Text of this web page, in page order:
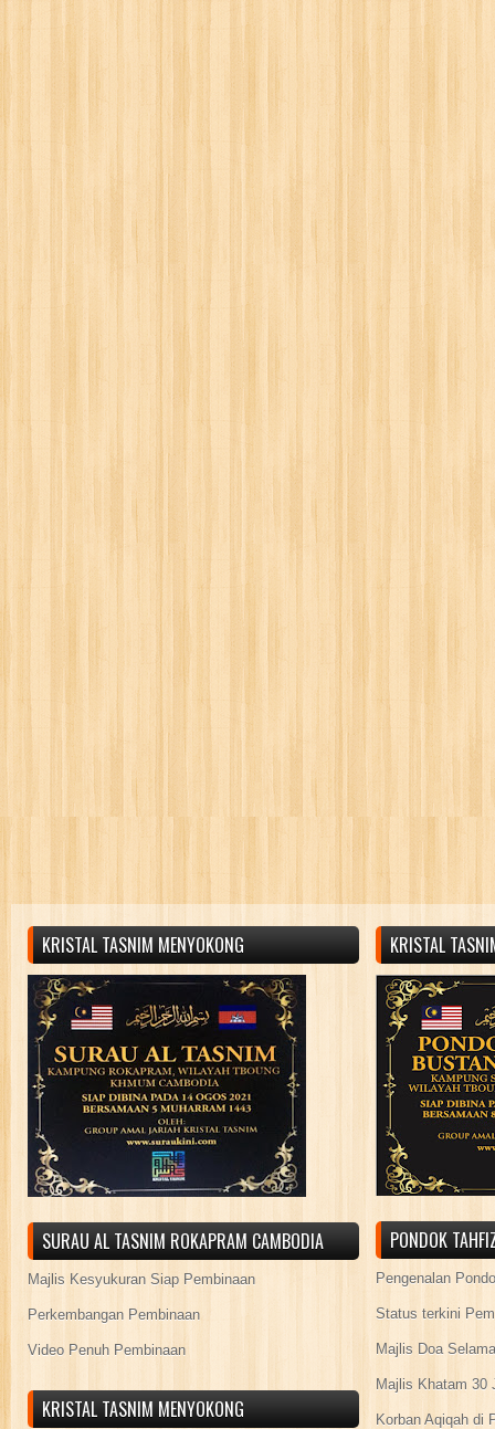
KRISTAL TASNIM MENYOKONG
SURAU AL TASNIM ROKAPRAM CAMBODIA
Majlis Kesyukuran Siap Pembinaan
Perkembangan Pembinaan
Video Penuh Pembinaan
KRISTAL TASNIM MENYOKONG
KRISTAL
PONDOK
Pengenalan
Status terkini
Majlis Doa
Majlis Khatam 30
Korban Aqiqah di